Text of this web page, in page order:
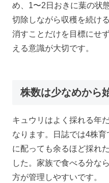
め、1〜2日おきに葉の状
切除しながら収穫を続け
消すことだけを目標にせ
える意識が大切です。
株数は少なめから
キュウリはよく採れる年
なります。日誌では4株
に配っても余るほど採れ
した。家族で食べる分な
方が管理しやすいです。